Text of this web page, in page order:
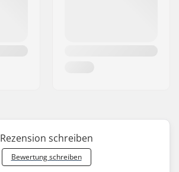
Rezension schreiben
Bewertung schreiben